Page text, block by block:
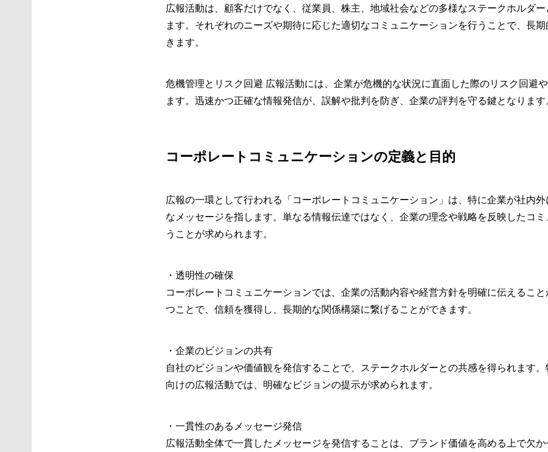
広報活動は、顧客だけでなく、従業員、株主、地域社会などの多様なステークホルダ
ます。それぞれのニーズや期待に応じた適切なコミュニケーションを行うことで、長
きます。
危機管理とリスク回避 広報活動には、企業が危機的な状況に直面した際のリスク回避
ます。迅速かつ正確な情報発信が、誤解や批判を防ぎ、企業の評判を守る鍵となります。
コーポレートコミュニケーションの定義と目的
広報の一環として行われる「コーポレートコミュニケーション」は、特に企業が社内
なメッセージを指します。単なる情報伝達ではなく、企業の理念や戦略を反映したコ
うことが求められます。
・透明性の確保
コーポレートコミュニケーションでは、企業の活動内容や経営方針を明確に伝えるこ
つことで、信頼を獲得し、長期的な関係構築に繋げることができます。
・企業のビジョンの共有
自社のビジョンや価値観を発信することで、ステークホルダーとの共感を得られます
向けの広報活動では、明確なビジョンの提示が求められます。
・一貫性のあるメッセージ発信
広報活動全体で一貫したメッセージを発信することは、ブランド価値を高める上で欠